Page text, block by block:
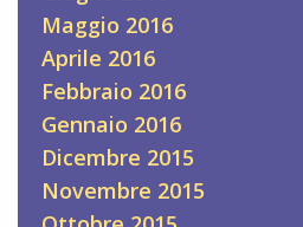
Maggio 2016
Aprile 2016
Febbraio 2016
Gennaio 2016
Dicembre 2015
Novembre 2015